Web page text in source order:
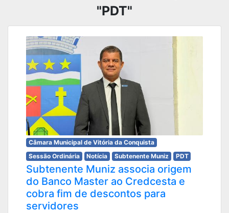
"PDT"
Câmara Municipal de Vitória da Conquista
Sessão Ordinária
Notícia Subtenente Muniz PDT
Subtenente Muniz associa origem
do Banco Master ao Credcesta e
cobra fim de descontos para
servidores